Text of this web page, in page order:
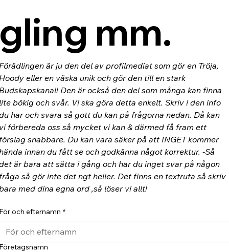
mm.
är ju den del av profilmediat som gör en Tröja,
eller en väska unik och gör den till en stark
Den är också den del som många kan finna
bökig och svår. Vi ska göra detta enkelt. Skriv i den info
har och svara så gott du kan på frågorna nedan. Då kan
förbereda oss så mycket vi kan & därmed få fram ett
snabbare. Du kan vara säker på att INGET kommer
innan du fått se och godkänna något korrektur. -Så
är bara att sätta i gång och har du inget svar på någon
så gör inte det ngt heller. Det finns en textruta så skriv
med dina egna ord ,så löser vi allt!
och efternamn *